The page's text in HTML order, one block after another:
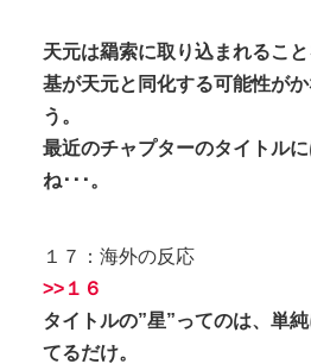
天元は羂索に取り込まれるこ
基が天元と同化する可能性が
う。
最近のチャプターのタイトル
ね･･･。
１７：海外の反応
>>１６
タイトルの”星”ってのは、単
てるだけ。